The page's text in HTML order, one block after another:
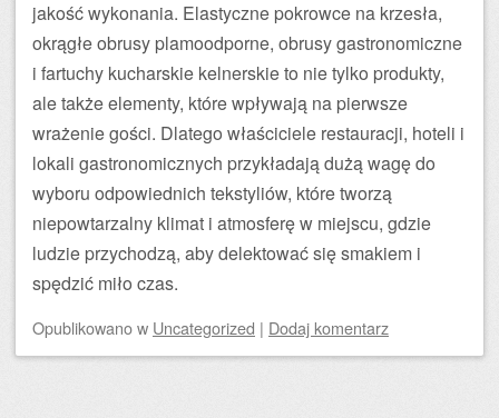
jakość wykonania. Elastyczne pokrowce na krzesła,
okrągłe obrusy plamoodporne, obrusy gastronomiczne
i fartuchy kucharskie kelnerskie to nie tylko produkty,
ale także elementy, które wpływają na pierwsze
wrażenie gości. Dlatego właściciele restauracji, hoteli i
lokali gastronomicznych przykładają dużą wagę do
wyboru odpowiednich tekstyliów, które tworzą
niepowtarzalny klimat i atmosferę w miejscu, gdzie
ludzie przychodzą, aby delektować się smakiem i
spędzić miło czas.
Opublikowanow Uncategorized | Dodaj komentarz